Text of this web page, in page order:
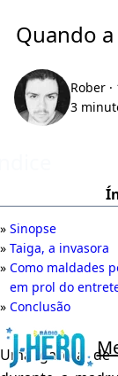
Quando
Rober
3
Sinopse
Taiga, a invasora
Como maldades
em prol do
Conclusão
Uma garota de